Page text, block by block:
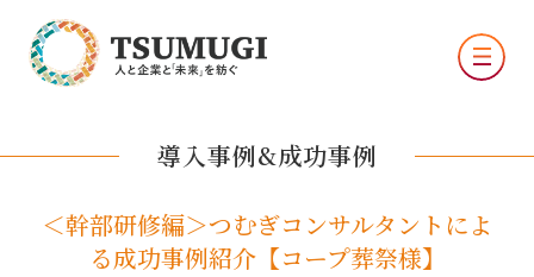
導入事例&成功事例
＜幹部研修編＞つむぎコンサルタントによ
る成功事例紹介【コープ葬祭様】